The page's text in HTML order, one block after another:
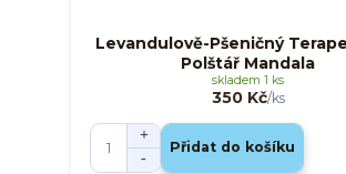
Levandulově-Pšeničný
Polštář Mandala
350 Kč/ks
skladem 1 ks
Přidat do košíku